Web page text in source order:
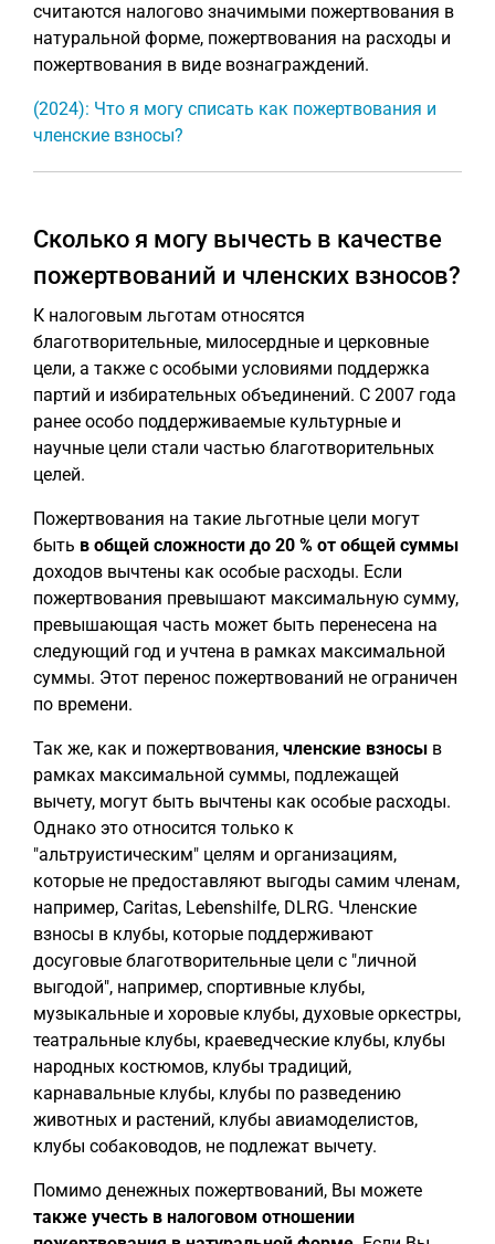
считаются налогово значимыми пожертвования в
натуральной форме, пожертвования на расходы и
пожертвования в виде вознаграждений.
(2024): Что я могу списать как пожертвования и
членские взносы?
Сколько я могу вычесть в качестве
пожертвований и членских взносов?
К налоговым льготам относятся
благотворительные, милосердные и церковные
цели, а также с особыми условиями поддержка
партий и избирательных объединений. С 2007 года
ранее особо поддерживаемые культурные и
научные цели стали частью благотворительных
целей.
Пожертвования на такие льготные цели могут
быть в общей сложности до 20 % от общей суммы
доходов вычтены как особые расходы. Если
пожертвования превышают максимальную сумму,
превышающая часть может быть перенесена на
следующий год и учтена в рамках максимальной
суммы. Этот перенос пожертвований не ограничен
по времени.
Так же, как и пожертвования, членские взносы в
рамках максимальной суммы, подлежащей
вычету, могут быть вычтены как особые расходы.
Однако это относится только к
"альтруистическим" целям и организациям,
которые не предоставляют выгоды самим членам,
например, Caritas, Lebenshilfe, DLRG. Членские
взносы в клубы, которые поддерживают
досуговые благотворительные цели с "личной
выгодой", например, спортивные клубы,
музыкальные и хоровые клубы, духовые оркестры,
театральные клубы, краеведческие клубы, клубы
народных костюмов, клубы традиций,
карнавальные клубы, клубы по разведению
животных и растений, клубы авиамоделистов,
клубы собаководов, не подлежат вычету.
Помимо денежных пожертвований, Вы можете
также учесть в налоговом отношении